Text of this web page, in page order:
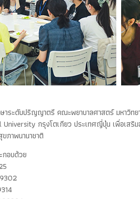
ระดับปริญญาตรี คณะพยาบาลศาสตร์ มหาวิทย
กรุงโตเกียว ประเทศญี่ปุ่น เพื่อเสริ
ภาพนานาชาติ
กอบด้วย